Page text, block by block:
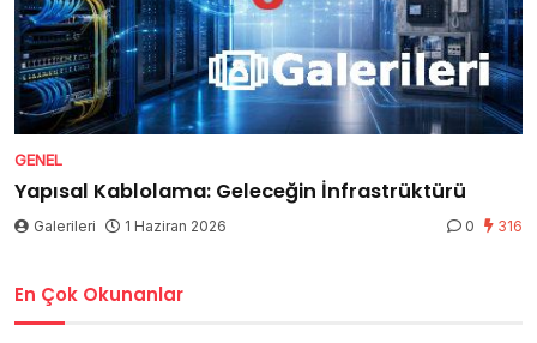
GENEL
Yapısal Kablolama: Geleceğin İnfrastrüktürü
Galerileri 1 Haziran 2026 0 316
En Çok Okunanlar